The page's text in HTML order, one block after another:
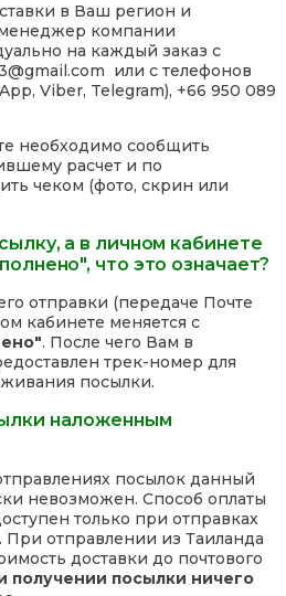
в Ваш регион и
компании
на каждый заказ с
или с телефонов
Viber, Telegram), +66 950 089
необходимо сообщить
расчет и по
чеком (фото, скрин или
а в личном кабинете
что это означает?
отправки (передаче Почте
кабинете меняется с
. После чего Вам в
трек-номер для
посылки.
наложенным
посылок данный
невозможен. Способ оплаты
только при отправках
При отправлении из Таиланда
доставки до почтового
получении посылки ничего